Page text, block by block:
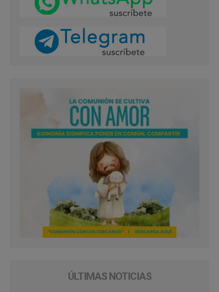
ÚLTIMAS NOTICIAS